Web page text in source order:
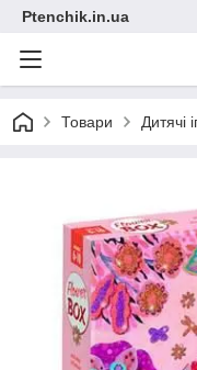
Ptenchik.in.ua
Товари Дитячі